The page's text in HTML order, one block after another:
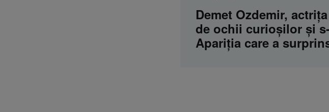
Demet Ozdemir,
de ochii curioșilor și
Apariția care a